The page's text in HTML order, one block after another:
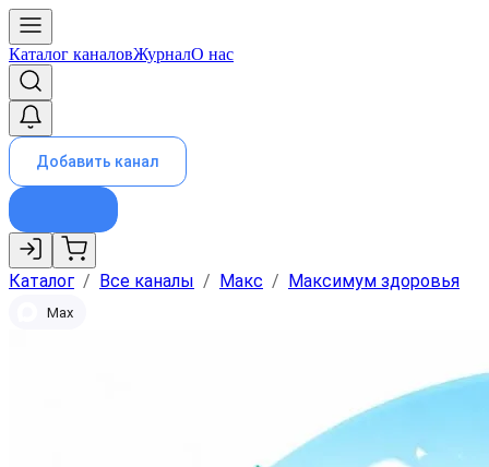
Каталог каналовЖурналО нас
Добавить канал
Каталог / Все каналы / Макс / Максимум здоровья
Max